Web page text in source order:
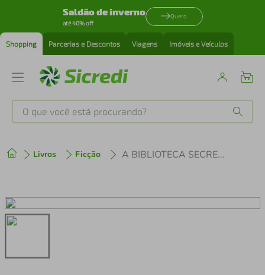
Saldão de inverno
até 40% off
Quero
Shopping Parcerias e Descontos Viagens Imóveis e Veículos
O que você está procurando?
Livros Ficção A BIBLIOTECA SECRETA DE LONDRES
2º cafeteira